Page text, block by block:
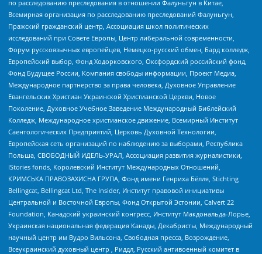
по расследованию преследования в отношении Фалуньгун в Китае,
Всемирная организация по расследованию преследований Фалуньгун,
Пражский гражданский центр, Ассоциация школ политических
исследований при Совете Европы, Центр либеральной современности,
Форум русскоязычных европейцев, Немецко-русский обмен, Бард колледж,
Европейский выбор, Фонд Ходорковского, Оксфордский российский фонд,
Фонд Будущее России, Компания свободы информации, Проект Медиа,
Международное партнерство за права человека, Духовное Управление
Евангельских Христиан Украинской Христианской Церкви, Новое
Поколение, Духовное Учебное Заведение Международный Библейский
Колледж, Международное христианское движение, Всемирный Институт
Саентологических Предприятий, Церковь Духовной Технологии,
Европейская сеть организаций по наблюдению за выборами, Республика
Польша, СВОБОДНЫЙ ИДЕЛЬ-УРАЛ, Ассоциация развития журналистики,
IStories fonds, Королевский Институт Международных Отношений,
КРИМСЬКА ПРАВОЗАХИСНА ГРУПА, Фонд имени Генриха Бёлля, Stichting
Bellingcat, Bellingcat Ltd, The Insider, Институт правовой инициативы
Центральной и Восточной Европы, Фонд Открытой Эстонии, Calvert 22
Foundation, Канадский украинский конгресс, Институт Макдональда-Лорье,
Украинская национальная федерация Канады, Декабристы, Международный
научный центр им Вудро Вильсона, Свободная пресса, Возрождение,
Всеукраинский духовный центр , Риддл, Русский антивоенный комитет в